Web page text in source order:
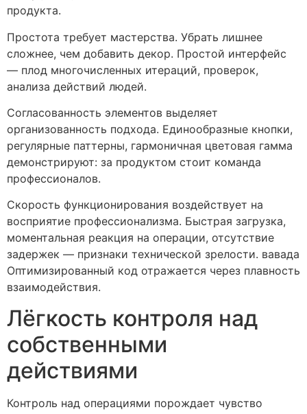
продукта.
Простота требует мастерства. Убрать лишнее
сложнее, чем добавить декор. Простой интерфейс
— плод многочисленных итераций, проверок,
анализа действий людей.
Согласованность элементов выделяет
организованность подхода. Единообразные кнопки,
регулярные паттерны, гармоничная цветовая гамма
демонстрируют: за продуктом стоит команда
профессионалов.
Скорость функционирования воздействует на
восприятие профессионализма. Быстрая загрузка,
моментальная реакция на операции, отсутствие
задержек — признаки технической зрелости. вавада
Оптимизированный код отражается через плавность
взаимодействия.
Лёгкость контроля над
собственными
действиями
Контроль над операциями порождает чувство